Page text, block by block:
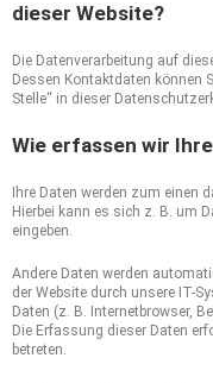
dieser Website?
Die Datenverarbeitung auf
Dessen Kontaktdaten können
Stelle“ in dieser
Wie erfassen wir
Ihre Daten werden zum einen
Hierbei kann es sich z. B. um
eingeben.
Andere Daten werden
der Website durch unsere IT-
Daten (z. B. Internetbrowser,
Die Erfassung dieser Daten
betreten.